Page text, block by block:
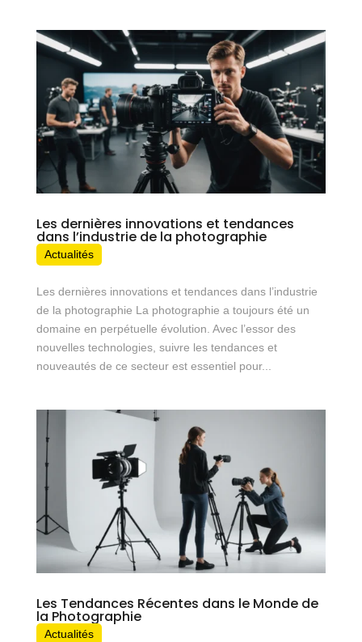
Les dernières innovations et tendances
dans l’industrie de la photographie
Actualités
Les dernières innovations et tendances dans l’industrie
de la photographie La photographie a toujours été un
domaine en perpétuelle évolution. Avec l’essor des
nouvelles technologies, suivre les tendances et
nouveautés de ce secteur est essentiel pour...
Les Tendances Récentes dans le Monde de
la Photographie
Actualités